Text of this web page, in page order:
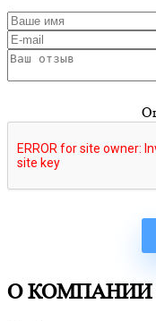
О КОМПАНИИ